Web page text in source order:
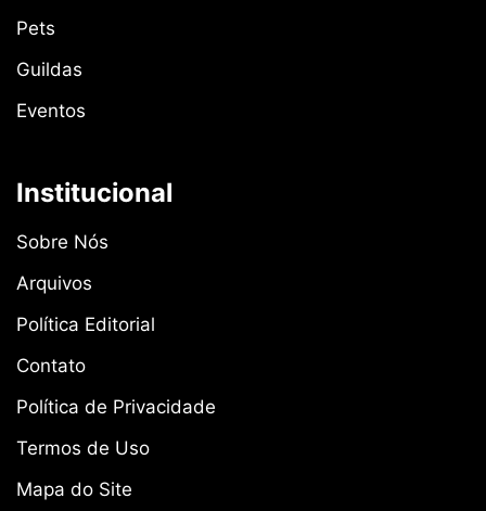
Pets
Guildas
Eventos
Institucional
Sobre Nós
Arquivos
Política Editorial
Contato
Política de Privacidade
Termos de Uso
Mapa do Site